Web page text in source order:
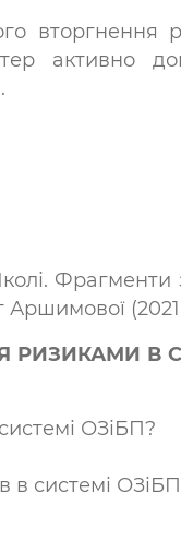
вторгнення
активно
Фрагменти
(2021
В
ОЗіБП?
в системі ОЗіБП